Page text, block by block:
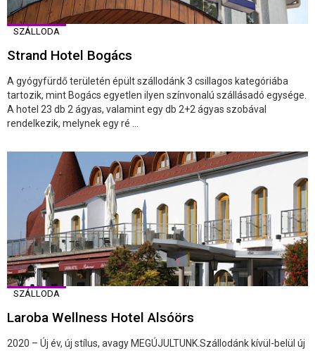
SZÁLLODA
Strand Hotel Bogács
A gyógyfürdő területén épült szállodánk 3 csillagos kategóriába
tartozik, mint Bogács egyetlen ilyen színvonalú szállásadó egysége.
A hotel 23 db 2 ágyas, valamint egy db 2+2 ágyas szobával
rendelkezik, melynek egy ré ...
SZÁLLODA
Laroba Wellness Hotel Alsóörs
2020 – Új év, új stílus, avagy MEGÚJULTUNK.Szállodánk kívül-belül új